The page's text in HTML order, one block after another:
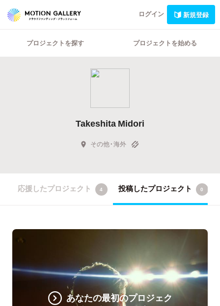
ログイン 新規登録
プロジェクトを探す プロジェクトを始める
Takeshita Midori
その他・海外
応援したプロジェクト 4 投稿したプロジェクト 0
あなたの最初のプロジェク